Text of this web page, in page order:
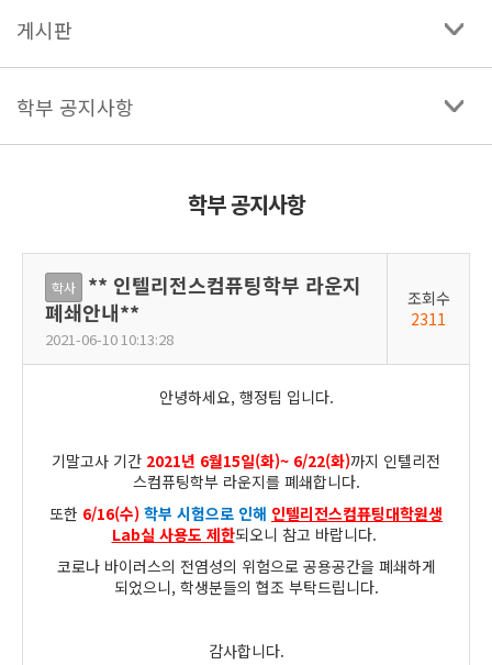
게시판
학부 공지사항
학부 공지사항
학사
** 인텔리전스컴퓨팅학부 라운지
폐쇄안내**
2021-06-10 10:13:28
조회수
2311
안녕하세요, 행정팀 입니다.
기말고사 기간 2021년 6월15일(화)~ 6/22(화)까지 인텔리전
스컴퓨팅학부 라운지를 폐쇄합니다.
또한 6/16(수) 학부 시험으로 인해 인텔리전스컴퓨팅대학원생
Lab실 사용도 제한되오니 참고 바랍니다.
코로나 바이러스의 전염성의 위험으로 공용공간을 폐쇄하게
되었으니, 학생분들의 협조 부탁드립니다.
감사합니다.